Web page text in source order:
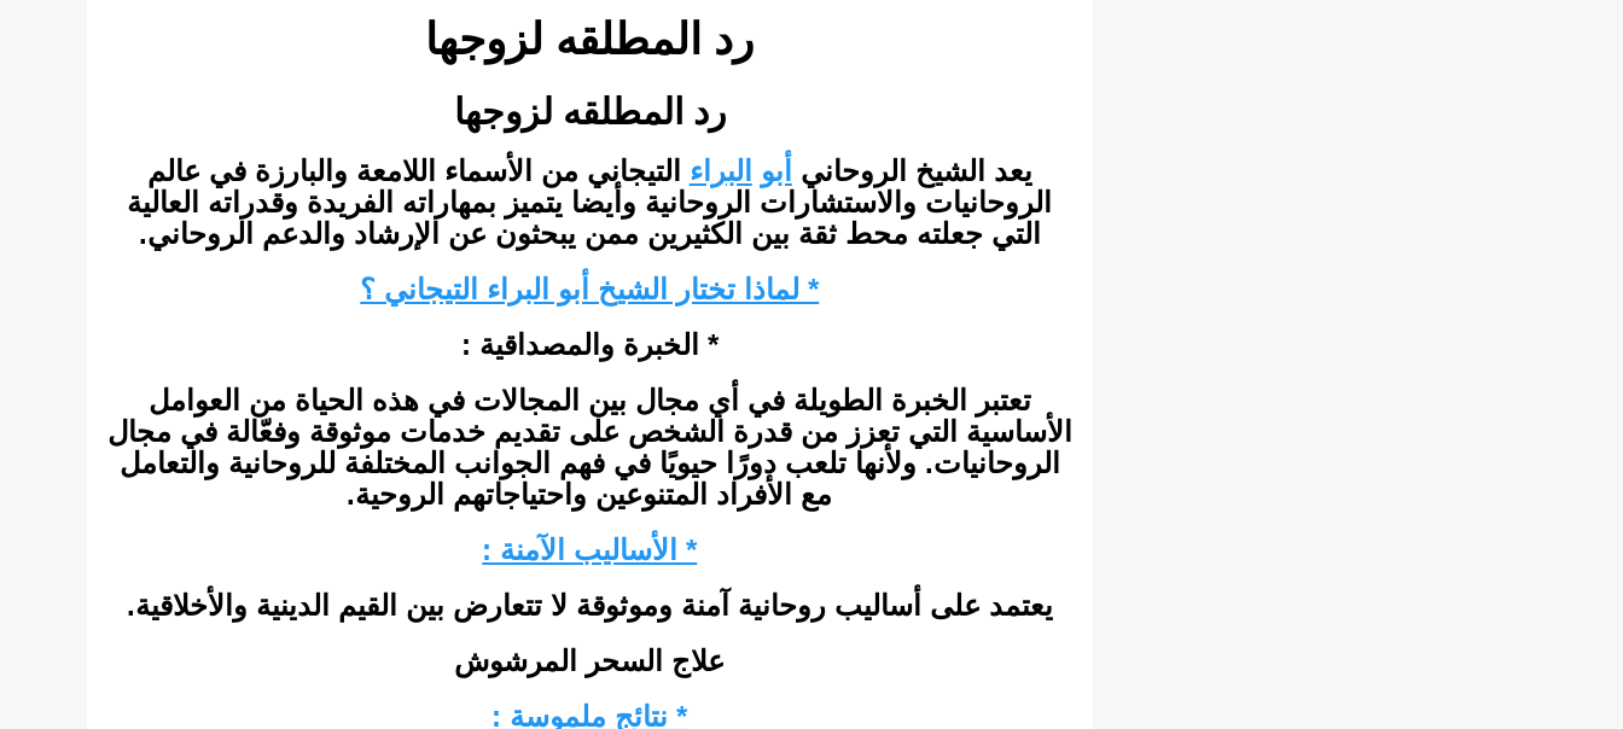
رد المطلقه لزوجها
رد المطلقه لزوجها
يعد الشيخ الروحاني أبو البراء التيجاني من الأسماء اللامعة والبارزة في عالم
الروحانيات والاستشارات الروحانية وأيضا يتميز بمهاراته الفريدة وقدراته العالية
التي جعلته محط ثقة بين الكثيرين ممن يبحثون عن الإرشاد والدعم الروحاني.
* لماذا تختار الشيخ أبو البراء التيجاني ؟
* الخبرة والمصداقية :
تعتبر الخبرة الطويلة في أي مجال بين المجالات في هذه الحياة من العوامل
الأساسية التي تعزز من قدرة الشخص على تقديم خدمات موثوقة وفعّالة في مجال
الروحانيات. ولأنها تلعب دورًا حيويًا في فهم الجوانب المختلفة للروحانية والتعامل
مع الأفراد المتنوعين واحتياجاتهم الروحية.
* الأساليب الآمنة :
يعتمد على أساليب روحانية آمنة وموثوقة لا تتعارض بين القيم الدينية والأخلاقية.
علاج السحر المرشوش
* نتائج ملموسة :